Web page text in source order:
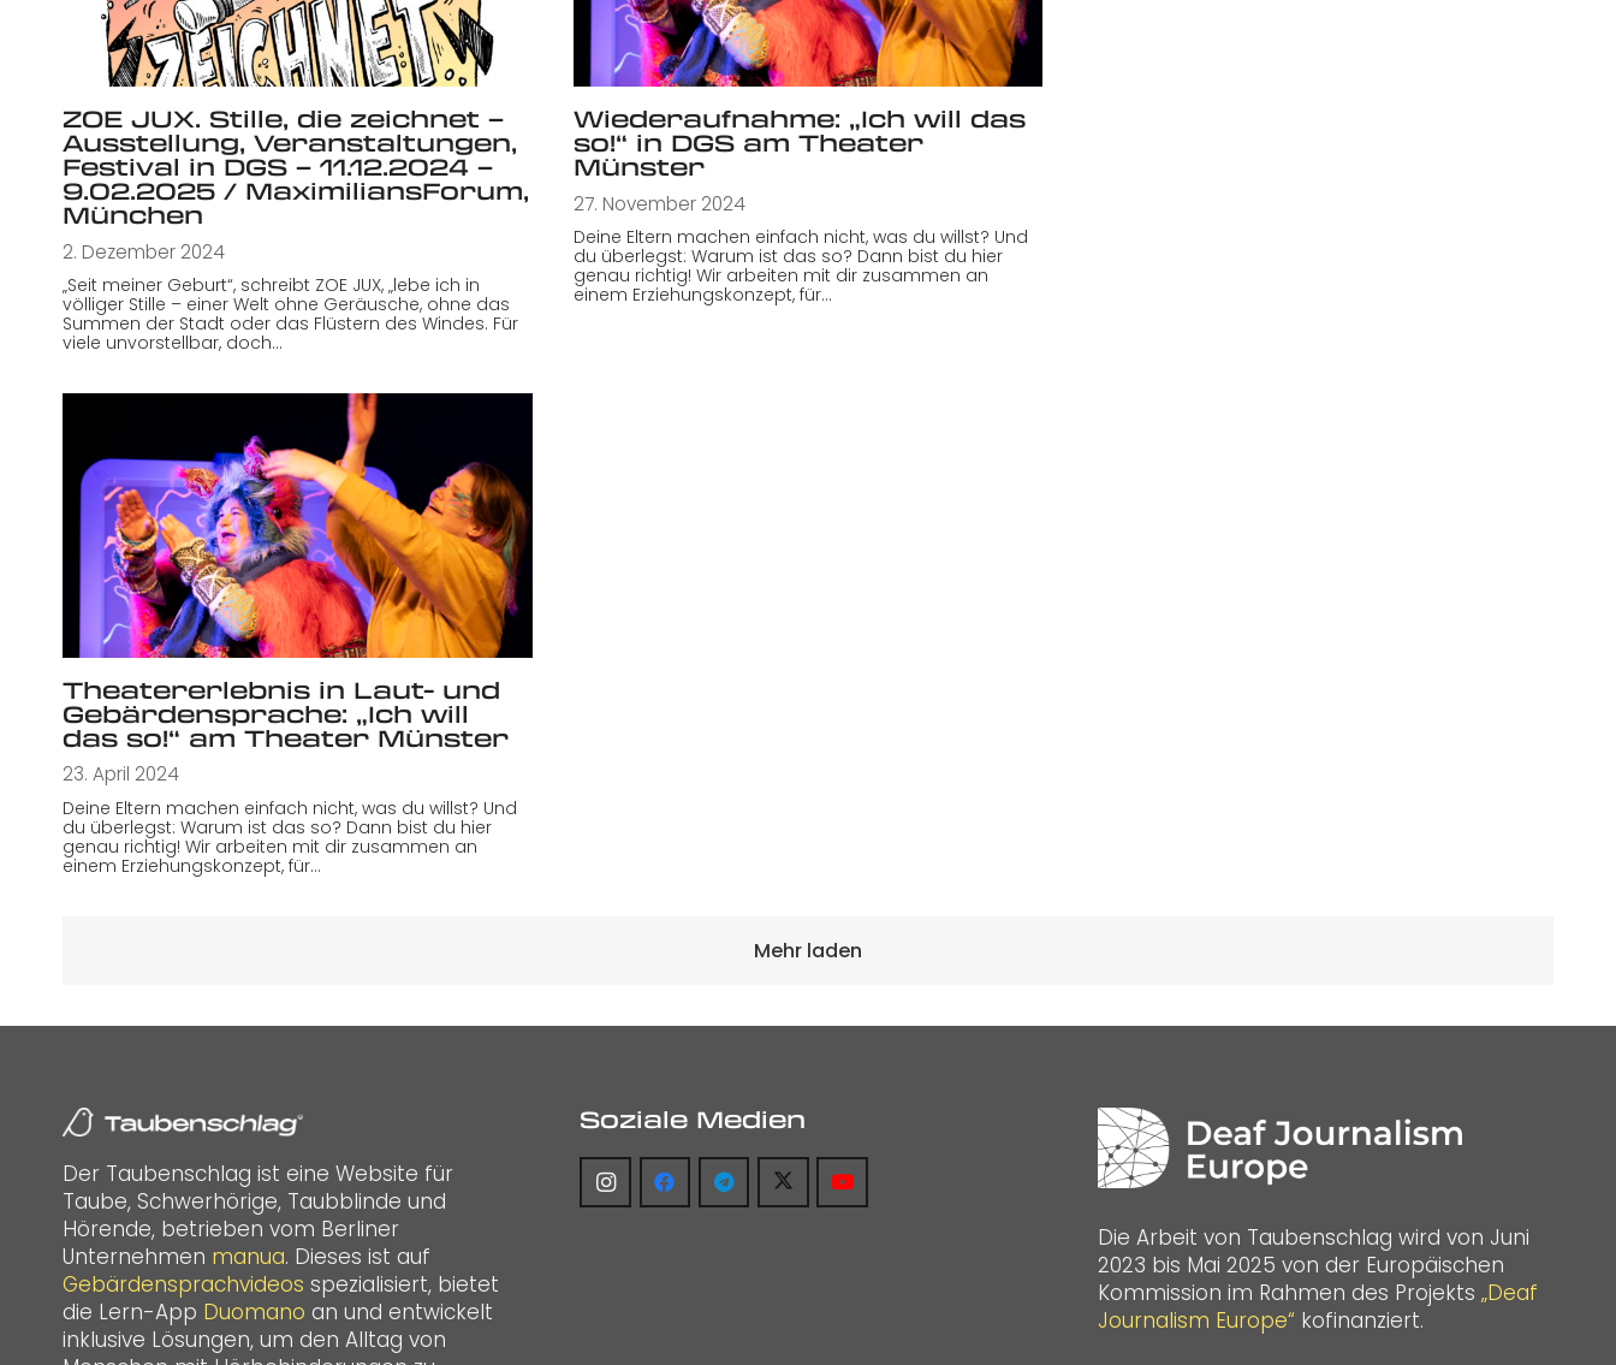
ZOE JUX. Stille, die zeichnet –
Ausstellung, Veranstaltungen,
Festival in DGS – 11.12.2024 –
9.02.2025 / MaximiliansForum,
München
2. Dezember 2024
„Seit meiner Geburt“, schreibt ZOE JUX, „lebe ich in
völliger Stille – einer Welt ohne Geräusche, ohne das
Summen der Stadt oder das Flüstern des Windes. Für
viele unvorstellbar, doch…
Wiederaufnahme: „Ich will das
so!“ in DGS am Theater
Münster
27. November 2024
Deine Eltern machen einfach nicht, was du willst? Und
du überlegst: Warum ist das so? Dann bist du hier
genau richtig! Wir arbeiten mit dir zusammen an
einem Erziehungskonzept, für…
Theatererlebnis in Laut- und
Gebärdensprache: „Ich will
das so!“ am Theater Münster
23. April 2024
Deine Eltern machen einfach nicht, was du willst? Und
du überlegst: Warum ist das so? Dann bist du hier
genau richtig! Wir arbeiten mit dir zusammen an
einem Erziehungskonzept, für…
Mehr laden
Der Taubenschlag ist eine Website für
Taube, Schwerhörige, Taubblinde und
Hörende, betrieben vom Berliner
Unternehmen manua. Dieses ist auf
Gebärdensprachvideos spezialisiert, bietet
die Lern-App Duomano an und entwickelt
inklusive Lösungen, um den Alltag von
Soziale Medien
Die Arbeit von Taubenschlag wird von Juni
2023 bis Mai 2025 von der Europäischen
Kommission im Rahmen des Projekts „Deaf
Journalism Europe“ kofinanziert.